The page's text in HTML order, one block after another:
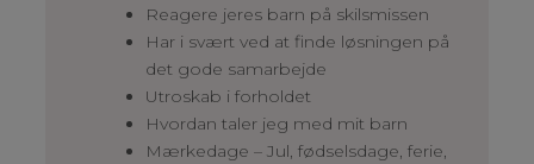
Reagere jeres barn på skilsmissen
Har i svært ved at finde løsningen på
det gode samarbejde
Utroskab i forholdet
Hvordan taler jeg med mit barn
Mærkedage – Jul, fødselsdage, ferie,